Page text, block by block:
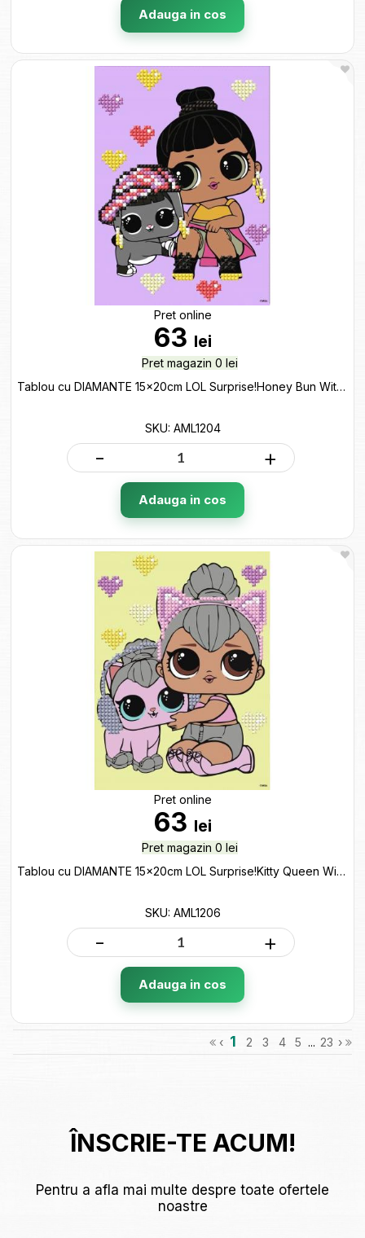
Adauga in cos
Pret online
63 lei
Pret magazin 0 lei
Tablou cu DIAMANTE 15x20cm LOL Surprise!Honey Bun With Bunny Hun AML1204
SKU: AML1204
- +
Adauga in cos
Pret online
63 lei
Pret magazin 0 lei
Tablou cu DIAMANTE 15x20cm LOL Surprise!Kitty Queen With Kitty AML1206
SKU: AML1206
- +
Adauga in cos
‹ 1 2 3 4 5 ... 23 ›
ÎNSCRIE-TE ACUM!
Pentru a afla mai multe despre toate ofertele
noastre